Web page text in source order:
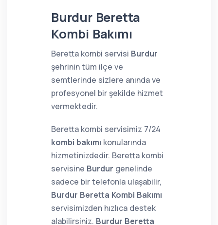
Burdur Beretta
Kombi Bakımı
Beretta kombi servisi Burdur
şehrinin tüm ilçe ve
semtlerinde sizlere anında ve
profesyonel bir şekilde hizmet
vermektedir.
Beretta kombi servisimiz 7/24
kombi bakımı konularında
hizmetinizdedir. Beretta kombi
servisine Burdur genelinde
sadece bir telefonla ulaşabilir,
Burdur Beretta Kombi Bakımı
servisimizden hızlıca destek
alabilirsiniz. Burdur Beretta